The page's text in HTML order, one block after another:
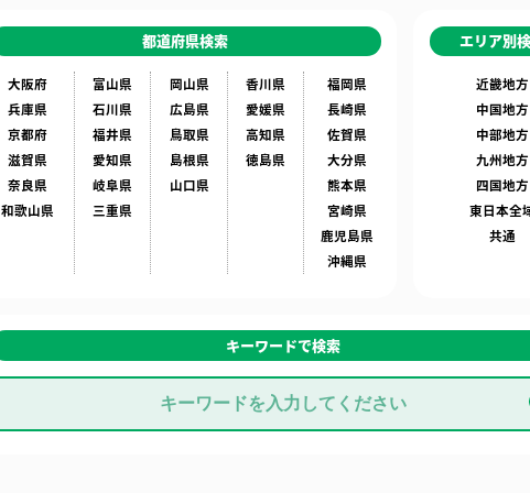
都道府県検索
大阪府
兵庫県
京都府
滋賀県
奈良県
和歌山県
富山県
石川県
福井県
愛知県
岐阜県
三重県
岡山県
広島県
鳥取県
島根県
山口県
香川県
愛媛県
高知県
徳島県
福岡県
長崎県
佐賀県
大分県
熊本県
宮崎県
鹿児島県
沖縄県
エリア別
近畿地方
中国地方
中部地方
九州地方
四国地方
東日本全
共通
キーワードで検索